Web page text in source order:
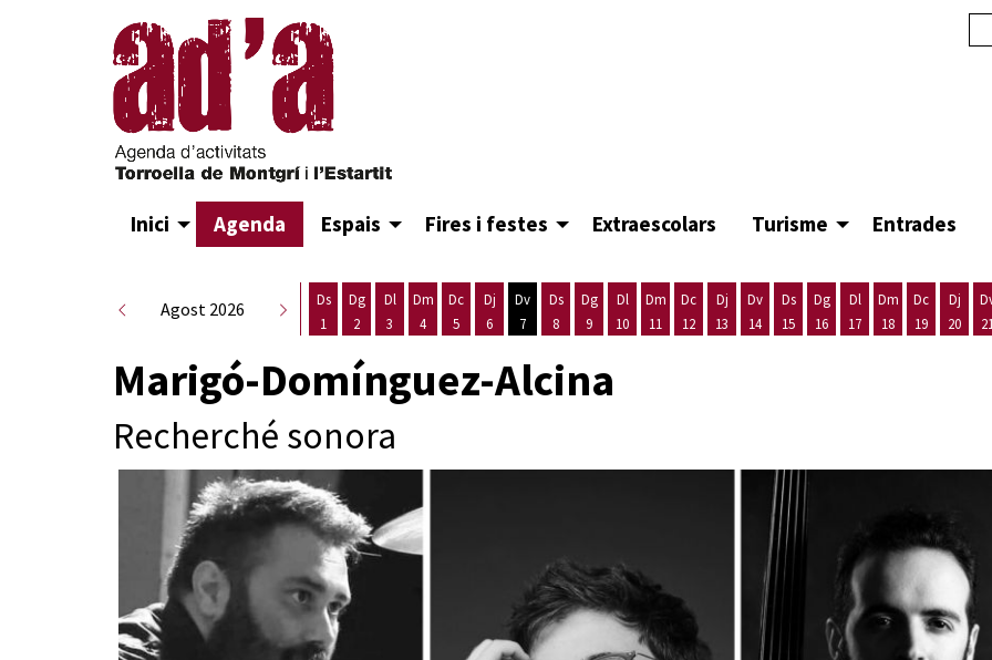
Inici Agenda Espais Fires i festes Extraescolars Turisme Entrades
Agost 2026
Ds
1
Dg
2
Dl
3
Dm
4
Dc
5
Dj
6
Dv
7
Ds
8
Dg
9
Dl
10
Dm
11
Dc
12
Dj
13
Dv
14
Ds
15
Dg
16
Dl
17
Dm
18
Dc
19
Dj
20
Marigó-Domínguez-Alcina
Recherché sonora